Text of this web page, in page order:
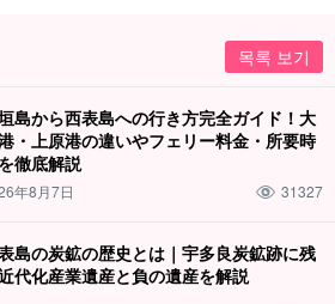
목록 보기
島から西表島への行き方完全ガイド！大
・上原港の違いやフェリー料金・所要時
徹底解説
年8月7日 31327
島の炭鉱の歴史とは｜宇多良炭鉱跡に残
代化産業遺産と負の遺産を解説